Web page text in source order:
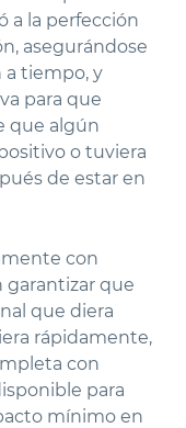
a la perfección
asegurándose
a tiempo, y
para que
que algún
o tuviera
de estar en
con
garantizar que
que diera
rápidamente,
con
para
mínimo en